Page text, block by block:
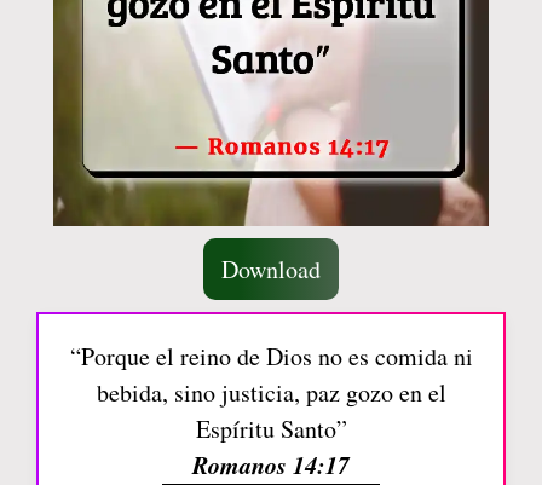
Download
“Porque el reino de Dios no es comida ni
bebida, sino justicia, paz gozo en el
Espíritu Santo”
Romanos 14:17